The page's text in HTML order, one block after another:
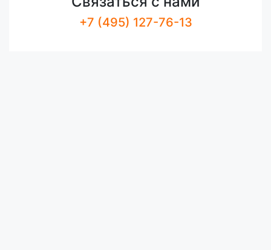
+7 (495) 127-76-13